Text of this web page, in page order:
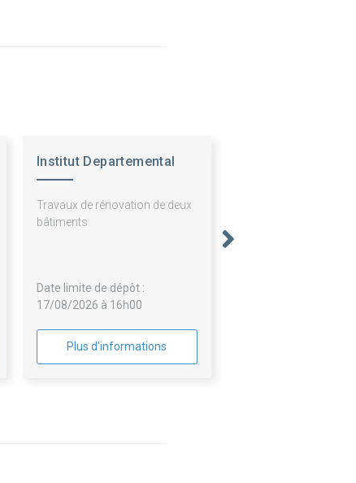
Institut Departemental
Enfance Famille
Travaux de rénovation de deux
bâtiments
Date limite de dépôt :
17/08/2026 à 16h00
Plus d'informations